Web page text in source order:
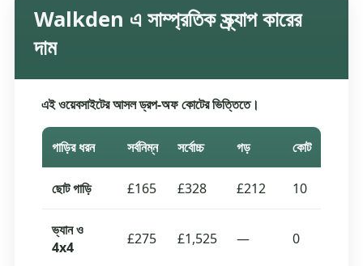
Walkden এ সাম্প্রতিক স্ক্র্যাপ কারের
দাম
এই ওয়েবসাইটের আসল ড্রপ-অফ কোটের ভিত্তিতে।
গাড়ির ধরন সর্বনিম্ন সর্বোচ্চ গড় কোট
ছোট গাড়ি £165 £328 £212 10
ভ্যান ও
4x4
£275 £1,525 — 0